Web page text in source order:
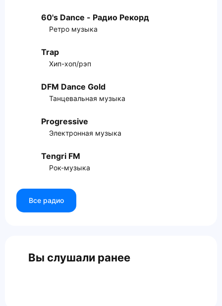
60's Dance - Радио Рекорд
Ретро музыка
Trap
Хип-хоп/рэп
DFM Dance Gold
Танцевальная музыка
Progressive
Электронная музыка
Tengri FM
Рок-музыка
Все радио
Вы слушали ранее